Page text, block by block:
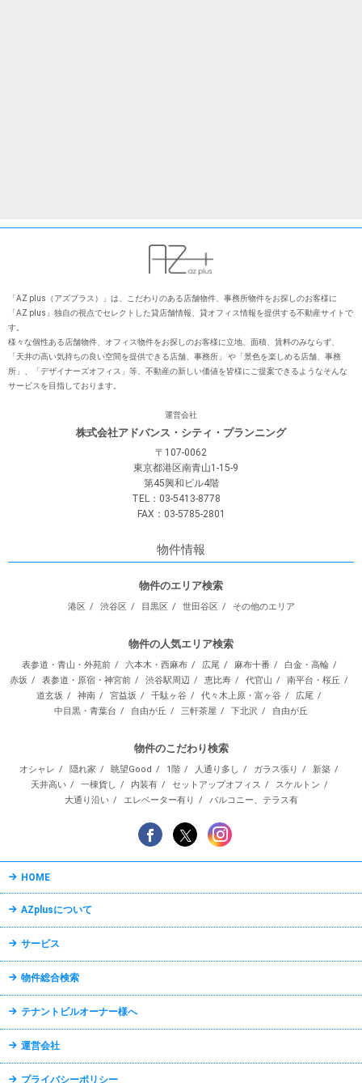
「AZ plus（アズプラス）」は、こだわりのある店舗物件、事務所物件をお探しのお客様に
「AZ plus」独⾃の視点でセレクトした貸店舗情報、貸オフィス情報を提供する不動産サイトで
す。
様々な個性ある店舗物件、オフィス物件をお探しのお客様に⽴地、⾯積、賃料のみならず、
「天井の⾼い気持ちの良い空間を提供できる店舗、事務所」 や「景⾊を楽しめる店舗、事務
所」、「デザイナーズオフィス」等、不動産の新しい価値を皆様にご提案できるようなそんな
サービスを⽬指しております。
運営会社
株式会社アドバンス・シティ・プランニング
〒107-0062
東京都港区南青山1-15-9
第45興和ビル4階
TEL：03-5413-8778
FAX：03-5785-2801
物件情報
物件のエリア検索
港区 渋谷区 目黒区 世田谷区 その他のエリア
物件の人気エリア検索
表参道・青山・外苑前 六本木・西麻布 広尾 麻布十番
白金・高輪
赤坂
表参道・原宿・神宮前 渋谷駅周辺 恵比寿 代官山
南平台・桜丘
道玄坂
神南 宮益坂 千駄ヶ谷 代々木上原・富ヶ谷
広尾
中目黒・青葉台
自由が丘 三軒茶屋 下北沢 自由が丘
物件のこだわり検索
オシャレ 隠れ家 眺望Good 1階 人通り多し ガラス張り
新築
天井高い
一棟貨し 内装有 セットアップオフィス
スケルトン
大通り沿い
エレベーター有り バルコニー、テラス有
HOME
AZplusについて
サービス
物件総合検索
テナントビルオーナー様へ
運営会社
プライバシーポリシー